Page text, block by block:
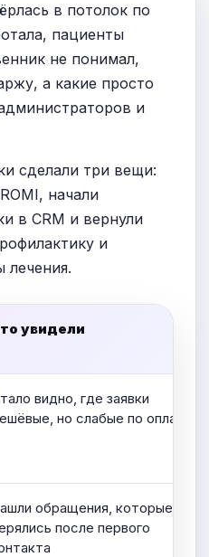
в потолок по
пациенты
не понимал,
а какие просто
и
сделали три вещи:
начали
в CRM и вернули
и
лечения.
увидели
видно, где заявки
но слабые по оплатам
обращения, которые
после первого